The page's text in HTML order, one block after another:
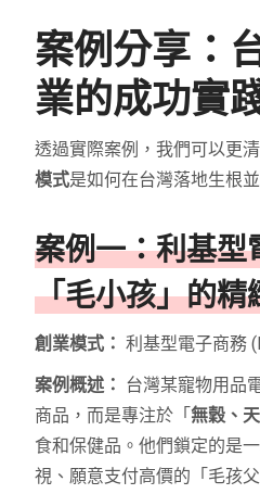
案例分享：
業的成功實
透過實際案例，我們可以更
模式是如何在台灣落地生根
案例一：利基
「毛小孩」的精
創業模式： 利基型電子商務
案例概述： 台灣某寵物用品
商品，而是專注於「無穀、
食和保健品。他們鎖定的是
視、願意支付高價的「毛孩